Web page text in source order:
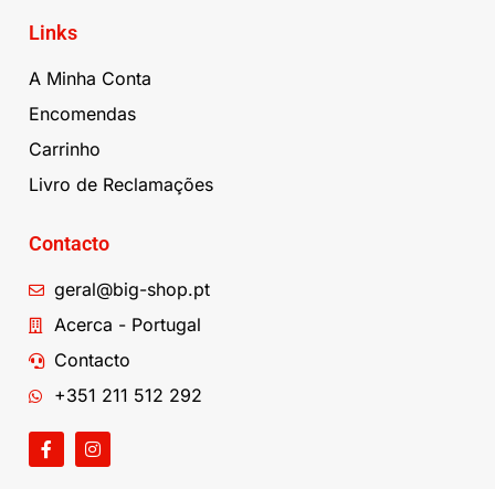
Links
A Minha Conta
Encomendas
Carrinho
Livro de Reclamações
Contacto
geral@big-shop.pt
Acerca - Portugal
Contacto
+351 211 512 292